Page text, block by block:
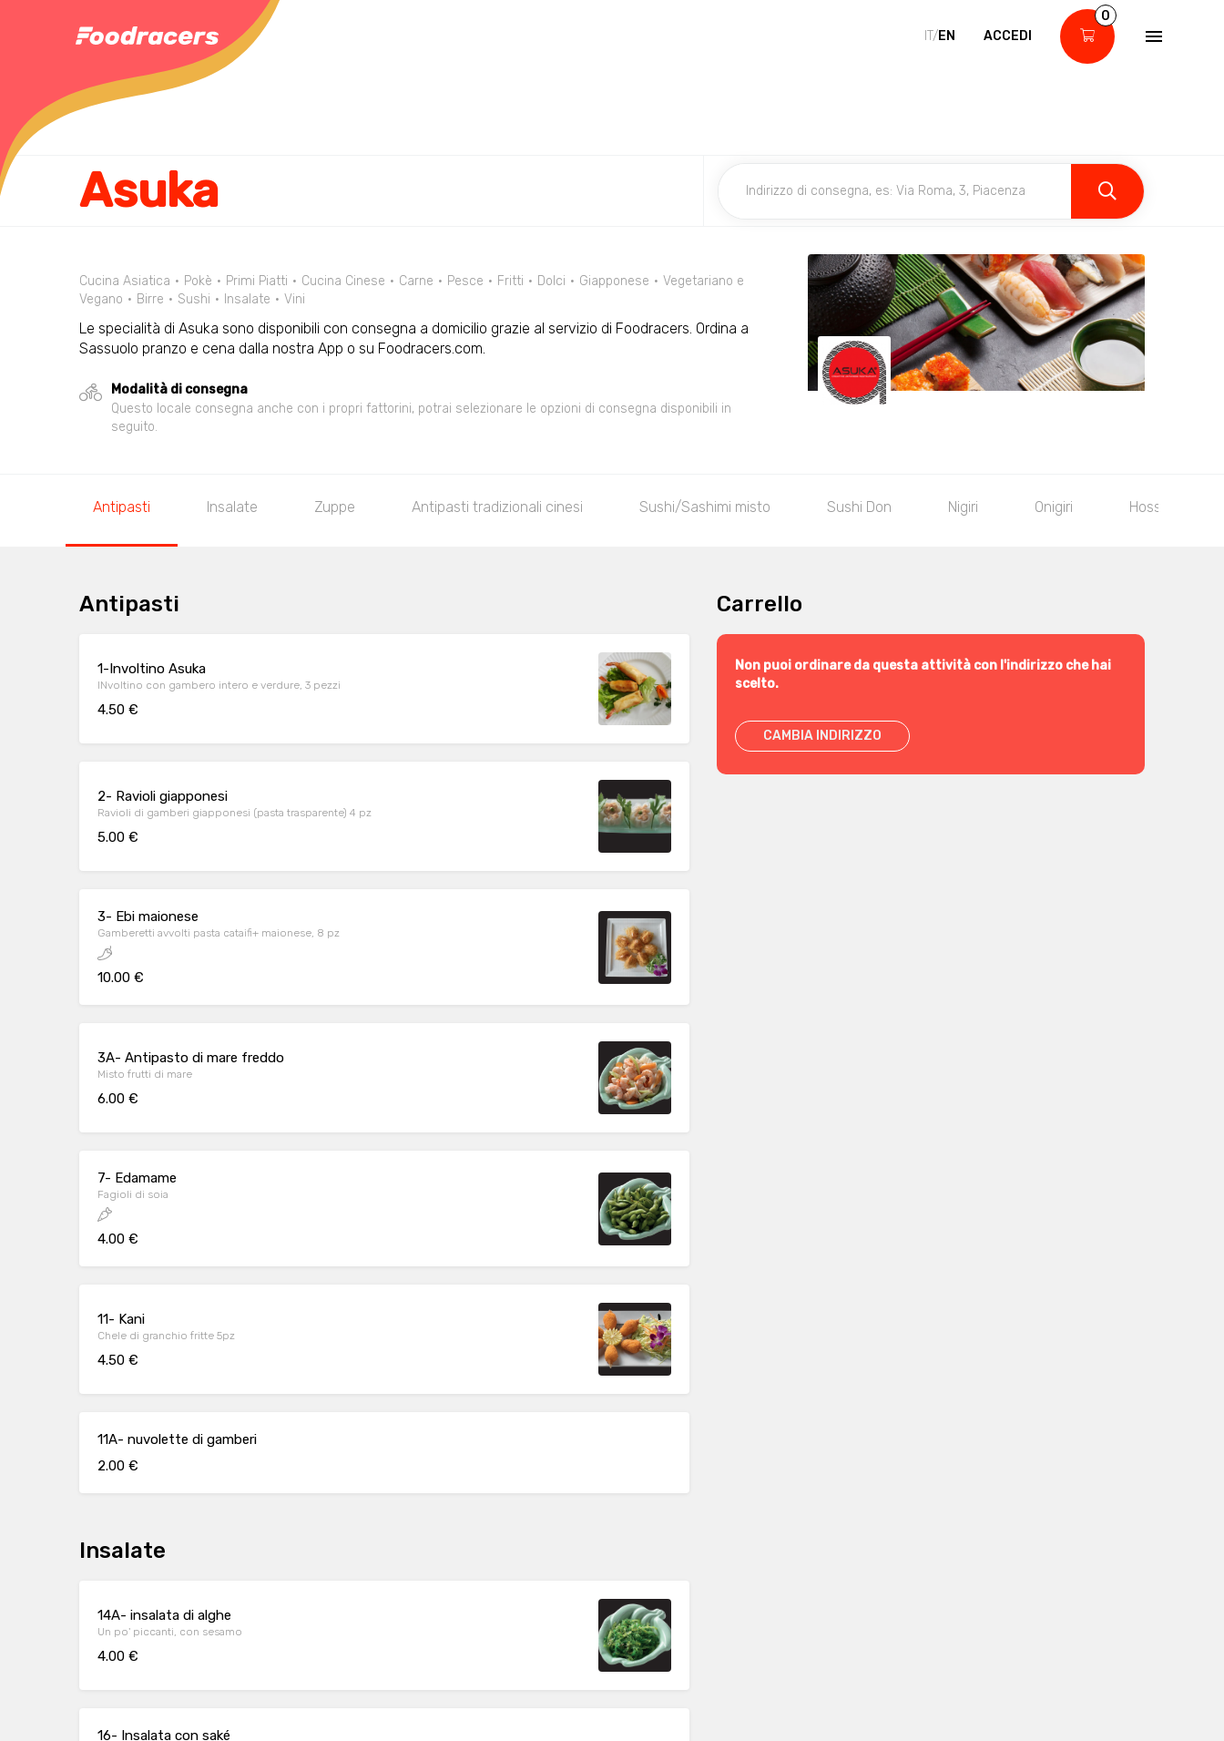
IT/EN ACCEDI
0
Asuka
Cucina Asiatica Pokè Primi Piatti Cucina Cinese Carne Pesce Fritti Dolci Giapponese
Vegetariano e
Vegano
Birre Sushi Insalate Vini
Le specialità di Asuka sono disponibili con consegna a domicilio grazie al servizio di Foodracers. Ordina a
Sassuolo pranzo e cena dalla nostra App o su Foodracers.com.
Modalità di consegna
Questo locale consegna anche con i propri fattorini, potrai selezionare le opzioni di consegna disponibili in
seguito.
Antipasti Insalate Zuppe Antipasti tradizionali cinesi Sushi/Sashimi misto Sushi Don Nigiri Onigiri Hossomaki
Antipasti
1-Involtino Asuka
INvoltino con gambero intero e verdure, 3 pezzi
4.50 €
2- Ravioli giapponesi
Ravioli di gamberi giapponesi (pasta trasparente) 4 pz
5.00 €
3- Ebi maionese
Gamberetti avvolti pasta cataifi+ maionese, 8 pz
10.00 €
3A- Antipasto di mare freddo
Misto frutti di mare
6.00 €
7- Edamame
Fagioli di soia
4.00 €
11- Kani
Chele di granchio fritte 5pz
4.50 €
11A- nuvolette di gamberi
2.00 €
Insalate
14A- insalata di alghe
Un po' piccanti, con sesamo
4.00 €
16- Insalata con saké
Carrello
Non puoi ordinare da questa attività con l'indirizzo che hai
scelto.
CAMBIA INDIRIZZO